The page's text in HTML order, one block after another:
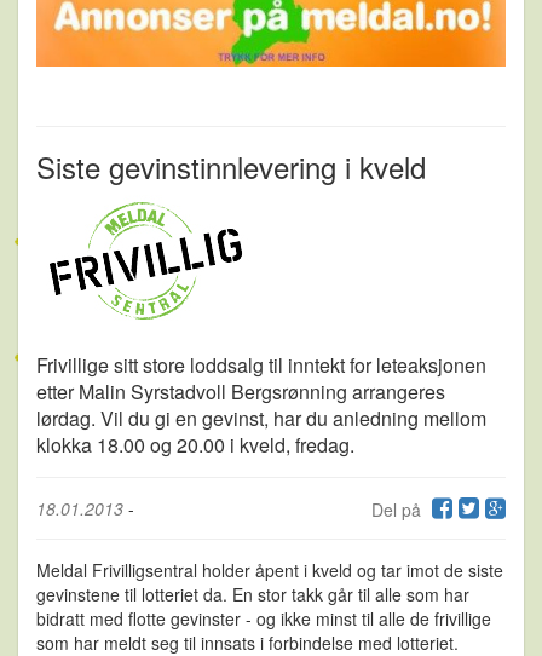
Siste gevinstinnlevering i kveld
Frivillige sitt store loddsalg til inntekt for leteaksjonen
etter Malin Syrstadvoll Bergsrønning arrangeres
lørdag. Vil du gi en gevinst, har du anledning mellom
klokka 18.00 og 20.00 i kveld, fredag.
Del på
18.01.2013 -
Meldal Frivilligsentral holder åpent i kveld og tar imot de siste
gevinstene til lotteriet da. En stor takk går til alle som har
bidratt med flotte gevinster - og ikke minst til alle de frivillige
som har meldt seg til innsats i forbindelse med lotteriet.